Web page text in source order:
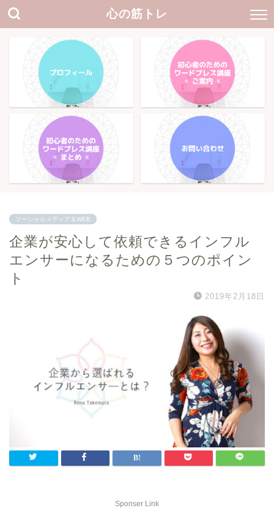
心の筋トレ
ソーシャルメディア＆WEB
企業が安心して依頼できるインフル
エンサーになるための５つのポイン
ト
2019年2月18日
Sponser Link